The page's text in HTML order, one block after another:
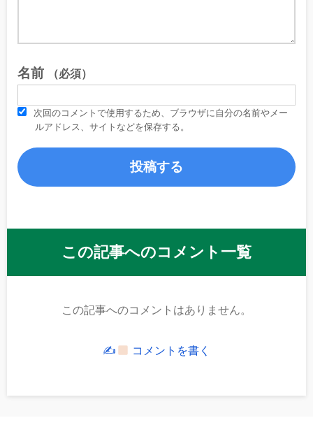
名前 （必須）
次回のコメントで使用するため、ブラウザに自分の名前やメー
ルアドレス、サイトなどを保存する。
この記事へのコメント一覧
この記事へのコメントはありません。
✍ コメントを書く